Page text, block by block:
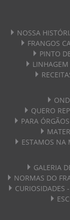
NOSSA
FRANGOS
PINTO
LINHAGEM
QUERO
PARA
ESTAMOS NA
GALERIA
NORMAS DO
CURIOSIDADES